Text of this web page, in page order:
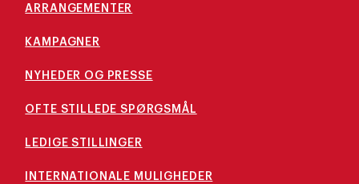
ARRANGEMENTER
KAMPAGNER
NYHEDER OG PRESSE
OFTE STILLEDE SPØRGSMÅL
LEDIGE STILLINGER
INTERNATIONALE MULIGHEDER